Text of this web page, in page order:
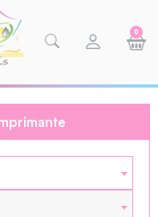
0